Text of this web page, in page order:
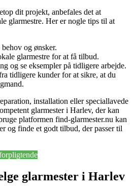
dit projekt, anbefales det at
glarmestre. Her er nogle tips til at
og ønsker.
glarmestre for at få tilbud.
og se eksempler på tidligere arbejde.
tidligere kunder for at sikre, at du
installation eller speciallavede
glarmester i Harlev, der kan
platformen find-glarmester.nu kan
og finde et godt tilbud, der passer til
glarmester i Harlev